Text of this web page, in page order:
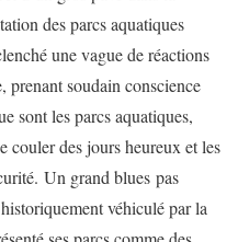
des parcs aquatiques
une vague de réactions
prenant soudain conscience
sont les parcs aquatiques,
couler des jours heureux et les
Un grand blues pas
véhiculé par la